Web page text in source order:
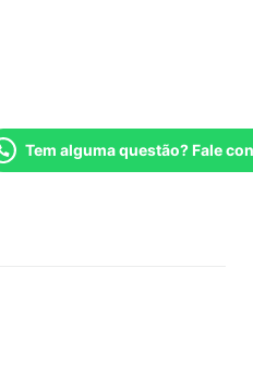
Tem alguma questão? Fale